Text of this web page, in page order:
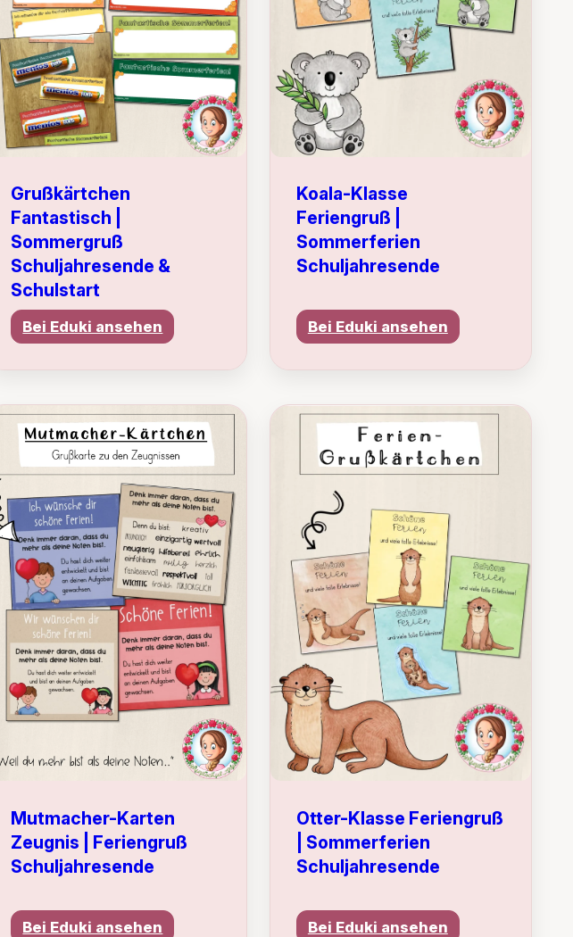
Grußkärtchen
Fantastisch |
Sommergruß
Schuljahresende &
Schulstart
Bei Eduki ansehen
Koala-Klasse
Feriengruß |
Sommerferien
Schuljahresende
Bei Eduki ansehen
Mutmacher-Karten
Zeugnis | Feriengruß
Schuljahresende
Bei Eduki ansehen
Otter-Klasse Feriengruß
| Sommerferien
Schuljahresende
Bei Eduki ansehen